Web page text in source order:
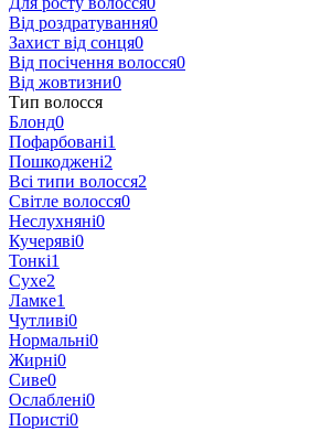
Від роздратування0
Захист від сонця0
Від посічення волосся0
Від жовтизни0
Тип волосся
Блонд0
Пофарбовані1
Пошкоджені2
Всі типи волосся2
Світле волосся0
Неслухняні0
Кучеряві0
Тонкі1
Сухе2
Ламке1
Чутливі0
Нормальні0
Жирні0
Сиве0
Ослаблені0
Пористі0